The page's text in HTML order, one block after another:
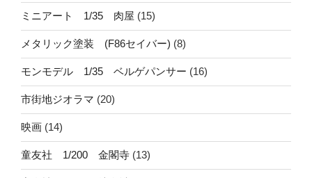
ミニアート 1/35 肉屋 (15)
メタリック塗装 (F86セイバー) (8)
モンモデル 1/35 ベルゲパンサー (16)
市街地ジオラマ (20)
映画 (14)
童友社 1/200 金閣寺 (13)